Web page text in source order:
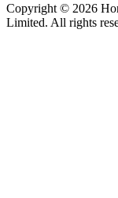
Copyright © 2026
Limited. All rights